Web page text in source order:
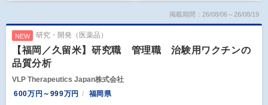
掲載期間：26/08/06～26/08/19
NEW 研究・開発（医薬品）
【福岡／久留米】研究職 管理職 治験用ワクチンの
品質分析
VLP Therapeutics Japan株式会社
600万円～999万円
福岡県